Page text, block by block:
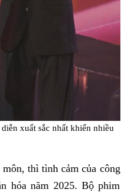
xuất sắc nhất khiến nhiều
thì tình cảm của công
hóa năm 2025. Bộ phim